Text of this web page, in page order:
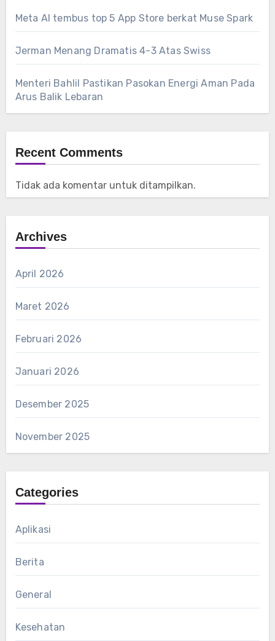
Meta AI tembus top 5 App Store berkat Muse Spark
Jerman Menang Dramatis 4-3 Atas Swiss
Menteri Bahlil Pastikan Pasokan Energi Aman Pada
Arus Balik Lebaran
Recent Comments
Tidak ada komentar untuk ditampilkan.
Archives
April 2026
Maret 2026
Februari 2026
Januari 2026
Desember 2025
November 2025
Categories
Aplikasi
Berita
General
Kesehatan